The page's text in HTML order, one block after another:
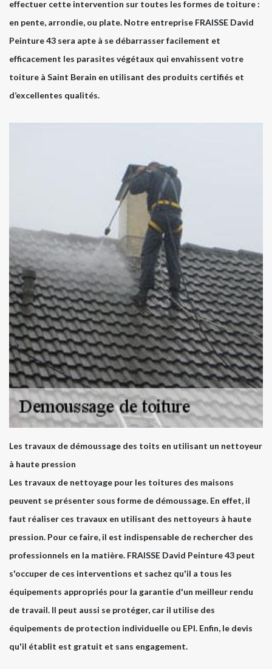
effectuer cette intervention sur toutes les formes de toiture :
en pente, arrondie, ou plate. Notre entreprise FRAISSE David
Peinture 43 sera apte à se débarrasser facilement et
efficacement les parasites végétaux qui envahissent votre
toiture à Saint Berain en utilisant des produits certifiés et
d’excellentes qualités.
Les travaux de démoussage des toits en utilisant un nettoyeur
à haute pression
Les travaux de nettoyage pour les toitures des maisons
peuvent se présenter sous forme de démoussage. En effet, il
faut réaliser ces travaux en utilisant des nettoyeurs à haute
pression. Pour ce faire, il est indispensable de rechercher des
professionnels en la matière. FRAISSE David Peinture 43 peut
s'occuper de ces interventions et sachez qu'il a tous les
équipements appropriés pour la garantie d'un meilleur rendu
de travail. Il peut aussi se protéger, car il utilise des
équipements de protection individuelle ou EPI. Enfin, le devis
qu'il établit est gratuit et sans engagement.